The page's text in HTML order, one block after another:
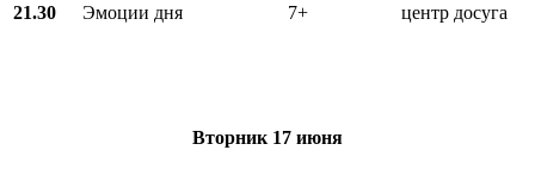
21.30
Эмоции дня 7+ центр досуга
Вторник 17 июня